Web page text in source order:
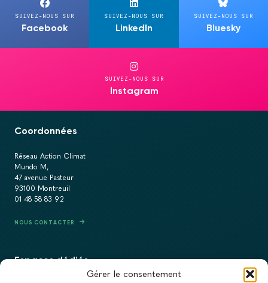
Gérer le consentement
SUIVEZ-NOUS SUR
Facebook
SUIVEZ-NOUS SUR
LinkedIn
SUIVEZ-NOUS SUR
Bluesky
SUIVEZ-NOUS SUR
Instagram
Coordonnées
Réseau Action Climat
Mundo M,
47 avenue Pasteur
93100 Montreuil
01 48 58 83 92
NOUS CONTACTER
Espaces dédiés